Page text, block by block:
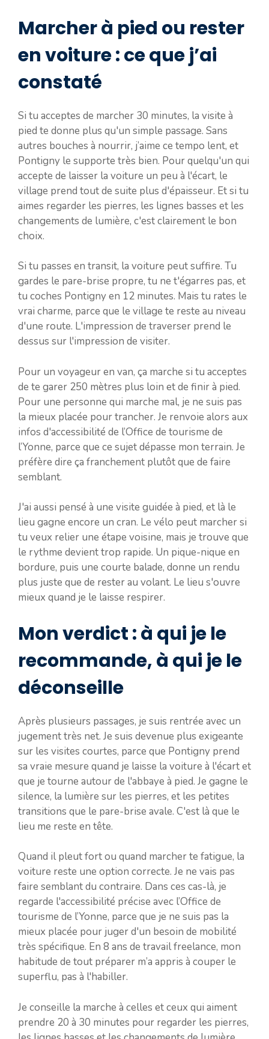
Marcher à pied ou rester
en voiture : ce que j’ai
constaté
Si tu acceptes de marcher 30 minutes, la visite à
pied te donne plus qu'un simple passage. Sans
autres bouches à nourrir, j’aime ce tempo lent, et
Pontigny le supporte très bien. Pour quelqu'un qui
accepte de laisser la voiture un peu à l'écart, le
village prend tout de suite plus d'épaisseur. Et si tu
aimes regarder les pierres, les lignes basses et les
changements de lumière, c'est clairement le bon
choix.
Si tu passes en transit, la voiture peut suffire. Tu
gardes le pare-brise propre, tu ne t'égarres pas, et
tu coches Pontigny en 12 minutes. Mais tu rates le
vrai charme, parce que le village te reste au niveau
d'une route. L'impression de traverser prend le
dessus sur l'impression de visiter.
Pour un voyageur en van, ça marche si tu acceptes
de te garer 250 mètres plus loin et de finir à pied.
Pour une personne qui marche mal, je ne suis pas
la mieux placée pour trancher. Je renvoie alors aux
infos d'accessibilité de l’Office de tourisme de
l’Yonne, parce que ce sujet dépasse mon terrain. Je
préfère dire ça franchement plutôt que de faire
semblant.
J'ai aussi pensé à une visite guidée à pied, et là le
lieu gagne encore un cran. Le vélo peut marcher si
tu veux relier une étape voisine, mais je trouve que
le rythme devient trop rapide. Un pique-nique en
bordure, puis une courte balade, donne un rendu
plus juste que de rester au volant. Le lieu s'ouvre
mieux quand je le laisse respirer.
Mon verdict : à qui je le
recommande, à qui je le
déconseille
Après plusieurs passages, je suis rentrée avec un
jugement très net. Je suis devenue plus exigeante
sur les visites courtes, parce que Pontigny prend
sa vraie mesure quand je laisse la voiture à l'écart et
que je tourne autour de l'abbaye à pied. Je gagne le
silence, la lumière sur les pierres, et les petites
transitions que le pare-brise avale. C'est là que le
lieu me reste en tête.
Quand il pleut fort ou quand marcher te fatigue, la
voiture reste une option correcte. Je ne vais pas
faire semblant du contraire. Dans ces cas-là, je
regarde l'accessibilité précise avec l’Office de
tourisme de l’Yonne, parce que je ne suis pas la
mieux placée pour juger d'un besoin de mobilité
très spécifique. En 8 ans de travail freelance, mon
habitude de tout préparer m’a appris à couper le
superflu, pas à l'habiller.
Je conseille la marche à celles et ceux qui aiment
prendre 20 à 30 minutes pour regarder les pierres,